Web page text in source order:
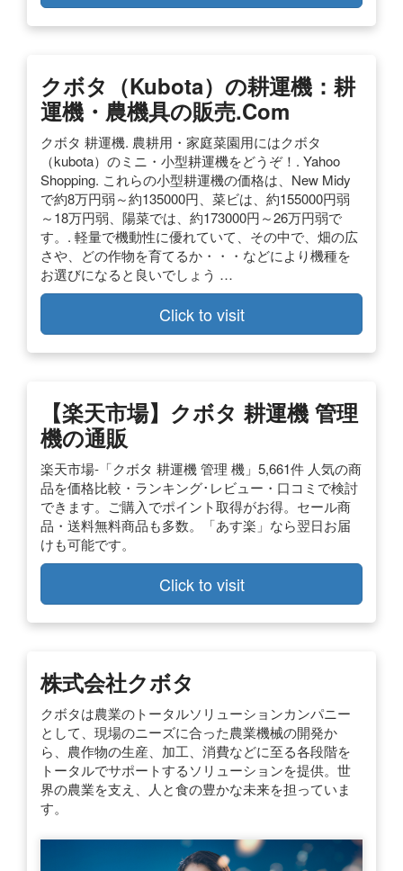
クボタ（kubota）の耕運機：耕
運機・農機具の販売.com
クボタ 耕運機. 農耕用・家庭菜園用にはクボタ
（kubota）のミニ・小型耕運機をどうぞ！. Yahoo
Shopping. これらの小型耕運機の価格は、New Midy
で約8万円弱～約135000円、菜ビは、約155000円弱
～18万円弱、陽菜では、約173000円～26万円弱で
す。. 軽量で機動性に優れていて、その中で、畑の広
さや、どの作物を育てるか・・・などにより機種を
お選びになると良いでしょう …
Click to visit
【楽天市場】クボタ 耕運機 管理
機の通販
楽天市場-「クボタ 耕運機 管理 機」5,661件 人気の商
品を価格比較・ランキング･レビュー・口コミで検討
できます。ご購入でポイント取得がお得。セール商
品・送料無料商品も多数。「あす楽」なら翌日お届
けも可能です。
Click to visit
株式会社クボタ
クボタは農業のトータルソリューションカンパニー
として、現場のニーズに合った農業機械の開発か
ら、農作物の生産、加工、消費などに至る各段階を
トータルでサポートするソリューションを提供。世
界の農業を支え、人と食の豊かな未来を担っていま
す。